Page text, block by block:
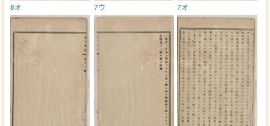
7オ
7ウ
8オ